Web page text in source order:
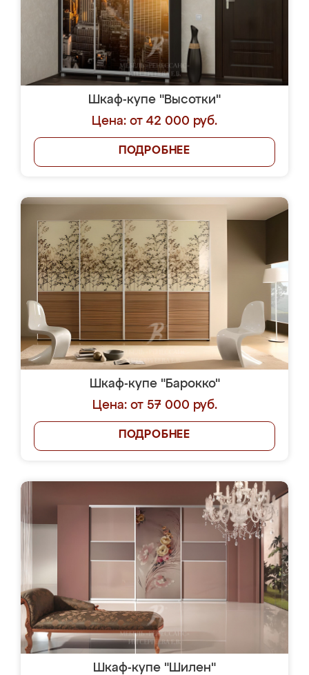
Шкаф-купе "Высотки"
Цена: от 42 000 руб.
ПОДРОБНЕЕ
Шкаф-купе "Барокко"
Цена: от 57 000 руб.
ПОДРОБНЕЕ
Шкаф-купе "Шилен"